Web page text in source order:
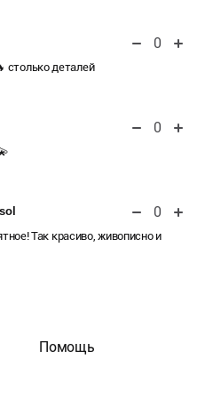
0
столько деталей
0
0
Так красиво, живописно и
Помощь